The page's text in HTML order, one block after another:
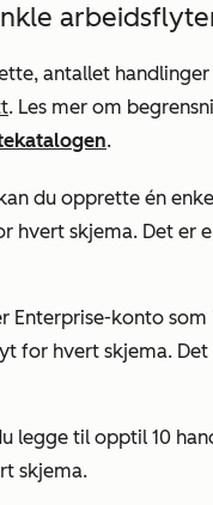
antallet
. Les mer om
.
du opprette én
hvert skjema. Det er
Enterprise-konto
for hvert skjema. Det
legge til opptil 10
skjema.